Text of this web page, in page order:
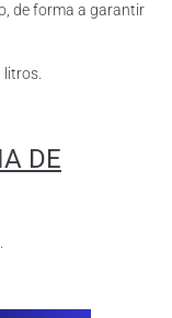
de forma a garantir
DE